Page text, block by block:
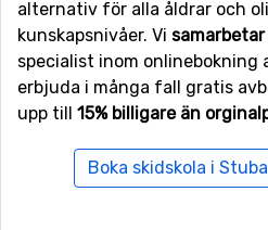
Närmaste skidorter till
Skidorter nära Stubai
(12 kilometers avstånd),
ochObergurgl(18 kilometers
alternativ för alla åldrar och
kunskapsnivåer. Vi
specialist inom onlinebokning
erbjuda i många fall gratis
upp till 15% billigare än
Boka skidskola i